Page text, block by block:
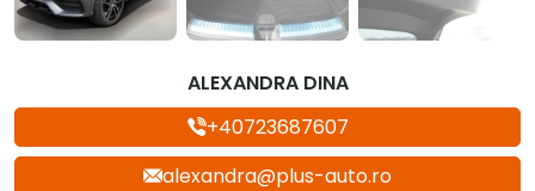
ALEXANDRA DINA
+40723687607
alexandra@plus-auto.ro